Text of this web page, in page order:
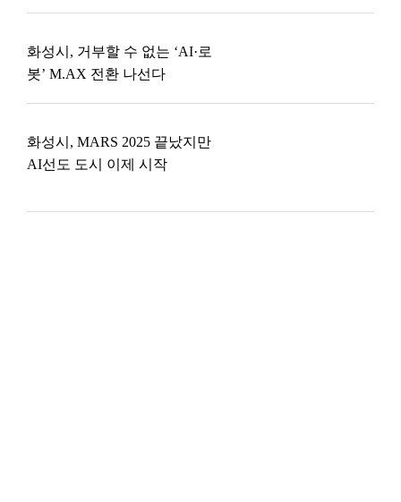
화성시, 거부할 수 없는 ‘AI·로
봇’ M.AX 전환 나선다
화성시, MARS 2025 끝났지만
AI선도 도시 이제 시작